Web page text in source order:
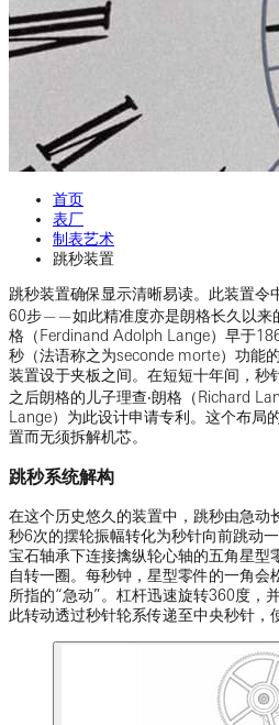
首页
表厂
制表艺术
跳秒装置
跳秒装置确保显示清晰易读。此装置令
60步——如此精准度亦是朗格长久以来
格（Ferdinand Adolph Lange）早于
秒（法语称之为seconde morte）功能
装置设于夹板之间。在短短十年间，秒
之后朗格的儿子理查‧朗格（Richard
Lange）为此设计申请专利。这个布局
置而无须拆解机芯。
跳秒系统解构
在这个历史悠久的装置中，跳秒由急动
秒6次的摆轮振幅转化为秒针向前跳动
宝石轴承下连接擒纵轮心轴的五角星型
自转一圈。每秒钟，星型零件的一角会
所指的“急动”。杠杆迅速旋转360度，
此转动透过秒针轮系传递至中央秒针，